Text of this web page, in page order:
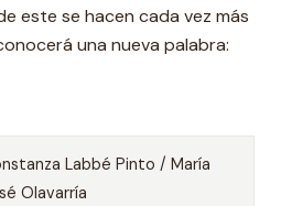
este se hacen cada vez más
una nueva palabra:
Labbé Pinto / María
Olavarría